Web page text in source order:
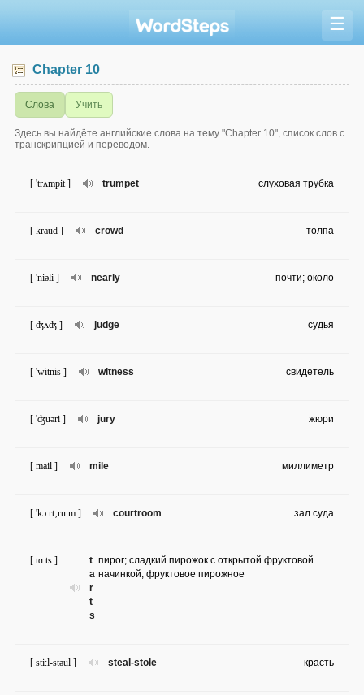
☰
Chapter 10
Слова Учить
Здесь вы найдёте английские слова на тему "Chapter 10", список слов с
транскрипцией и переводом.
trumpet
[ 'trʌmpit ] слуховая трубка
crowd
[ kraud ] толпа
nearly
[ 'niəli ] почти; около
judge
[ ʤʌʤ ] судья
witness
[ 'witnis ] свидетель
jury
[ 'ʤuəri ] жюри
mile
[ mail ] миллиметр
courtroom
[ 'kɔ:rt‚ru:m ] зал суда
t
a
r
t
s
[ tɑ:ts ]
пирог; сладкий пирожок с открытой фруктовой
начинкой; фруктовое пирожное
steal-stole
[ sti:l-stəul ] красть